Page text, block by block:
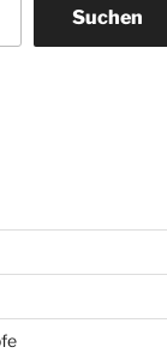
Suchen